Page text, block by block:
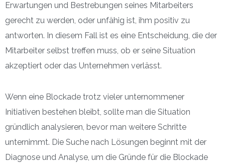
Erwartungen und Bestrebungen seines Mitarbeiters
gerecht zu werden, oder unfähig ist, ihm positiv zu
antworten. In diesem Fall ist es eine Entscheidung, die der
Mitarbeiter selbst treffen muss, ob er seine Situation
akzeptiert oder das Unternehmen verlässt.
Wenn eine Blockade trotz vieler unternommener
Initiativen bestehen bleibt, sollte man die Situation
gründlich analysieren, bevor man weitere Schritte
unternimmt. Die Suche nach Lösungen beginnt mit der
Diagnose und Analyse, um die Gründe für die Blockade